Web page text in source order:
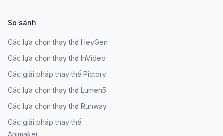
So sánh
Các lựa chọn thay thế HeyGen
Các lựa chọn thay thế InVideo
Các giải pháp thay thế Pictory
Các lựa chọn thay thế Lumen5
Các lựa chọn thay thế Runway
Các giải pháp thay thế
Animaker